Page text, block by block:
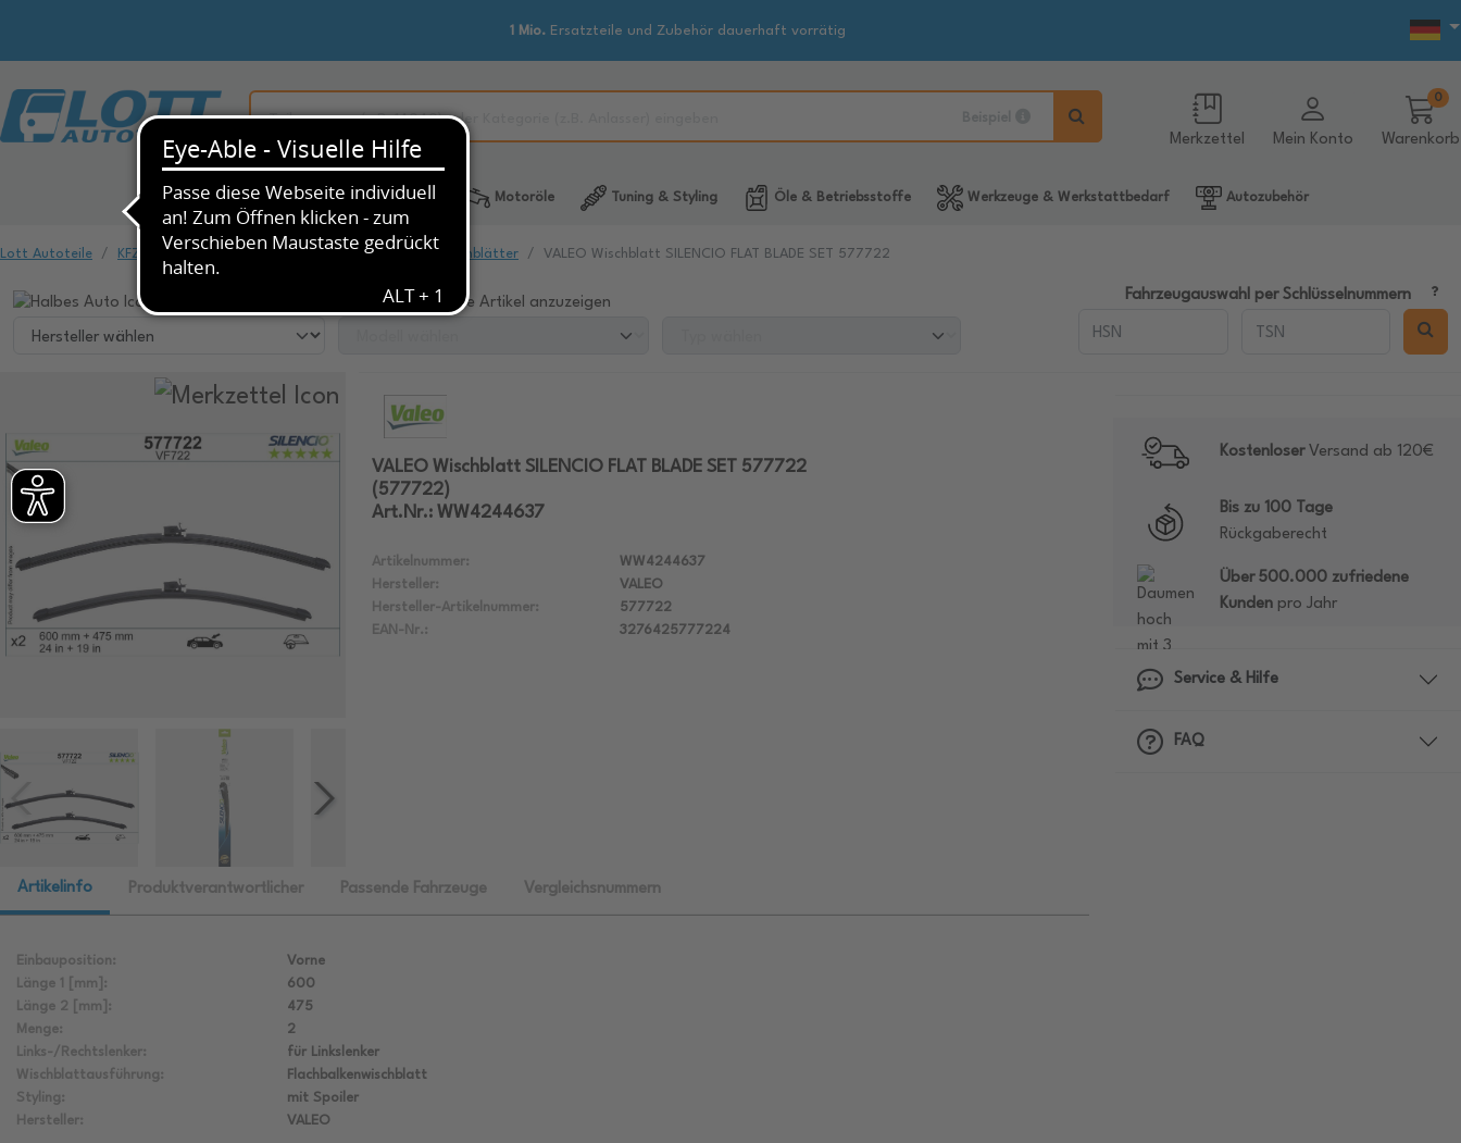
1 Mio.Ersatzteile und Zubehör dauerhaft vorrätig
Merkzettel Mein Konto Warenkorb
0
Alle Kategorien KFZ-Ersatzteile Motoröle Tuning & Styling Öle & Betriebsstoffe Werkzeuge & Werkstattbedarf Autozubehör
Lott Autoteile KFZ-Ersatzteile Scheibenreinigung Scheibenwischblätter VALEO Wischblatt SILENCIO FLAT BLADE SET 577722
Wählen Sie ihr Fahrzeug, um dazu passende Artikel anzuzeigen Fahrzeugauswahl per Schlüsselnummern
VALEO Wischblatt SILENCIO FLAT BLADE SET 577722
(577722)
Art.Nr.: WW4244637
Artikelnummer:
WW4244637
Hersteller:
VALEO
Hersteller-Artikelnummer:
577722
EAN-Nr.:
3276425777224
Artikelinfo Produktverantwortlicher Passende Fahrzeuge Vergleichsnummern
Einbauposition:
Vorne
Länge 1 [mm]:
600
Länge 2 [mm]:
475
Menge:
2
Links-/Rechtslenker:
für Linkslenker
Wischblattausführung:
Flachbalkenwischblatt
Styling:
mit Spoiler
Hersteller:
VALEO
KostenloserVersand ab 120€
Bis zu 100 Tage
Rückgaberecht
Über 500.000 zufriedene
Kundenpro Jahr
Service & Hilfe
FAQ